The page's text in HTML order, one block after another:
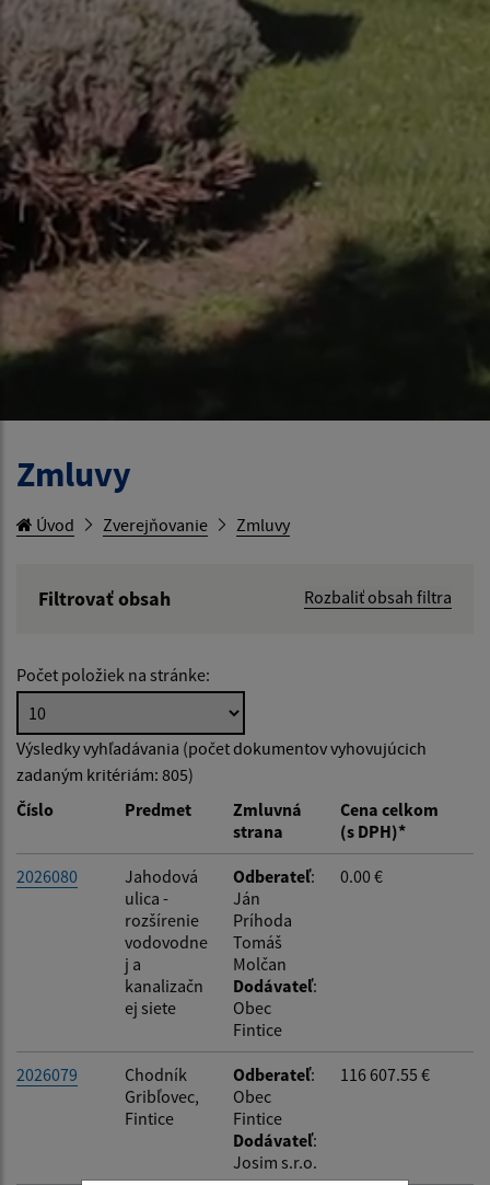
Zmluvy
Úvod Zverejňovanie Zmluvy
Filtrovať obsah
Rozbaliť obsah filtra
Hľadať v:
Typ dátumu:
Dátum od:
Suma do:
Počet položiek na stránke:
Výsledky vyhľadávania (počet dokumentov vyhovujúcich
zadaným kritériám: 805)
Číslo
Predmet
Zmluvná
strana
Cena celkom
(s DPH)*
2026080
Jahodová
ulica -
rozšírenie
vodovodne
j a
kanalizačn
ej siete
Odberateľ:
Ján
Príhoda
Tomáš
Molčan
Dodávateľ:
Obec
Fintice
0.00 €
2026079
Chodník
Gribľovec,
Fintice
Odberateľ:
Obec
Fintice
Dodávateľ:
Josim s.r.o.
116 607.55 €